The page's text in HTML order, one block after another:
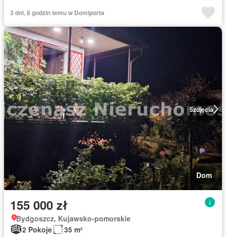
3 dni, 8 godzin temu w Domiporta
5zdjęcia
Dom
155 000 zł
Bydgoszcz, Kujawsko-pomorskie
2 Pokoje
35 m²